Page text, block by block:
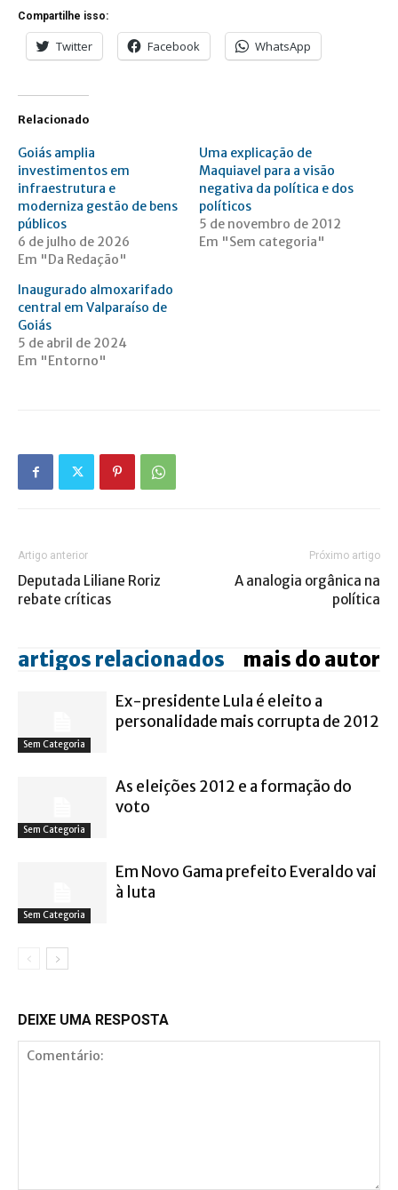
Compartilhe isso:
Twitter Facebook WhatsApp
Relacionado
Goiás amplia
investimentos em
infraestrutura e
moderniza gestão de bens
públicos
6 de julho de 2026
Em "Da Redação"
Uma explicação de
Maquiavel para a visão
negativa da política e dos
políticos
5 de novembro de 2012
Em "Sem categoria"
Inaugurado almoxarifado
central em Valparaíso de
Goiás
5 de abril de 2024
Em "Entorno"
Artigo anterior
Deputada Liliane Roriz
rebate críticas
Próximo artigo
A analogia orgânica na
política
artigos relacionados mais do autor
Sem Categoria
Ex-presidente Lula é eleito a
personalidade mais corrupta de 2012
Sem Categoria
As eleições 2012 e a formação do
voto
Sem Categoria
Em Novo Gama prefeito Everaldo vai
à luta
DEIXE UMA RESPOSTA